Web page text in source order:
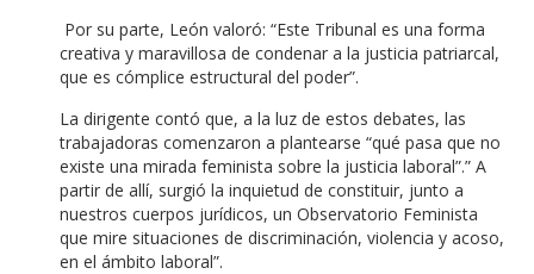
Por su parte, León valoró: “Este Tribunal es una forma
creativa y maravillosa de condenar a la justicia patriarcal,
que es cómplice estructural del poder”.
La dirigente contó que, a la luz de estos debates, las
trabajadoras comenzaron a plantearse “qué pasa que no
existe una mirada feminista sobre la justicia laboral”.” A
partir de allí, surgió la inquietud de constituir, junto a
nuestros cuerpos jurídicos, un Observatorio Feminista
que mire situaciones de discriminación, violencia y acoso,
en el ámbito laboral”.